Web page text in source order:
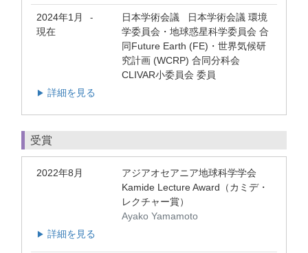
2024年1月 -
現在
日本学術会議 日本学術会議 環境
学委員会・地球惑星科学委員会 合
同Future Earth (FE)・世界気候研
究計画 (WCRP) 合同分科会
CLIVAR小委員会 委員
▶ 詳細を見る
受賞
2022年8月
アジアオセアニア地球科学学会
Kamide Lecture Award（カミデ・
レクチャー賞）
Ayako Yamamoto
▶ 詳細を見る